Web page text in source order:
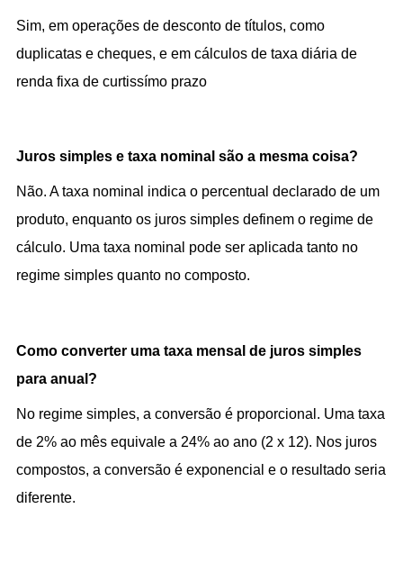
Sim, em operações de desconto de títulos, como
duplicatas e cheques, e em cálculos de taxa diária de
renda fixa de curtissímo prazo
Juros simples e taxa nominal são a mesma coisa?
Não. A taxa nominal indica o percentual declarado de um
produto, enquanto os juros simples definem o regime de
cálculo. Uma taxa nominal pode ser aplicada tanto no
regime simples quanto no composto.
Como converter uma taxa mensal de juros simples
para anual?
No regime simples, a conversão é proporcional. Uma taxa
de 2% ao mês equivale a 24% ao ano (2 x 12). Nos juros
compostos, a conversão é exponencial e o resultado seria
diferente.